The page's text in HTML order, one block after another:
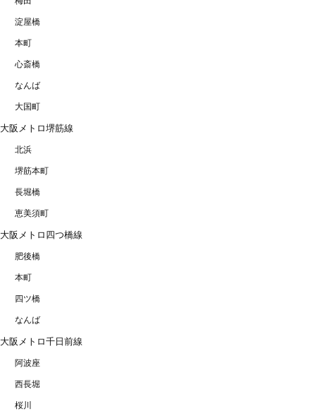
淀屋橋
本町
心斎橋
なんば
大国町
大阪メトロ堺筋線
北浜
堺筋本町
長堀橋
恵美須町
大阪メトロ四つ橋線
肥後橋
本町
四ツ橋
なんば
大阪メトロ千日前線
阿波座
西長堀
桜川